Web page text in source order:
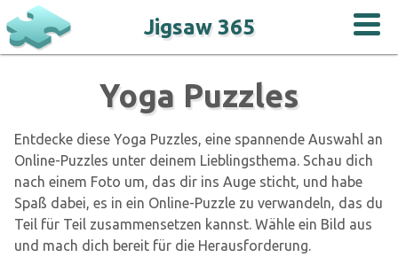
Jigsaw 365
Yoga Puzzles
Entdecke diese Yoga Puzzles, eine spannende Auswahl an
Online-Puzzles unter deinem Lieblingsthema. Schau dich
nach einem Foto um, das dir ins Auge sticht, und habe
Spaß dabei, es in ein Online-Puzzle zu verwandeln, das du
Teil für Teil zusammensetzen kannst. Wähle ein Bild aus
und mach dich bereit für die Herausforderung.